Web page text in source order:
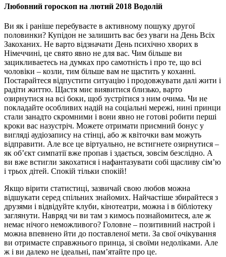
Любовний гороскоп на лютий 2018 Водолій
Ви як і раніше перебуваєте в активному пошуку другої
половинки? Купідон не залишить вас без уваги на День Всіх
Закоханих. Не варто відзначати День психічно хворих в
Німеччині, це свято явно не для вас. Чим більше ви
зацикливаетесь на думках про самотність і про те, що всі
чоловіки – козли, тим більше вам не щастить у коханні.
Постарайтеся відпустити ситуацію і продовжувати далі жити і
радіти життю. Щастя миє виявитися близько, варто
озирнутися на всі боки, щоб зустрітися з ним очима. Чи не
покладайте особливих надій на соціальні мережі, нині принци
стали занадто скромними і вони явно не готові робити перші
кроки вас назустріч. Можете отримати приємний бонус у
вигляді аудіозапису на стінці, або ж квіточки вам можуть
відправити. Але все це віртуально, не встигнете озирнутися –
як об’єкт симпатії вже пропав і здається, зовсім безслідно. А
ви вже встигли закохатися і нафантазувати собі щасливу сім’ю
і трьох дітей. Спокій тільки спокій!
Якщо вірити статистиці, зазвичай свою любов можна
відшукати серед спільних знайомих. Найчастіше збирайтеся з
друзями і відвідуйте клуби, кінотеатри, можна і в бібліотеку
заглянути. Навряд чи ви там з кимось познайомитеся, але ж
немає нічого неможливого? Головне – позитивний настрой і
можна впевнено йти до поставленої мети. За свої очікування
ви отримаєте справжнього принца, зі своїми недоліками. Але
ж і ви далеко не ідеальні, пам’ятайте про це.